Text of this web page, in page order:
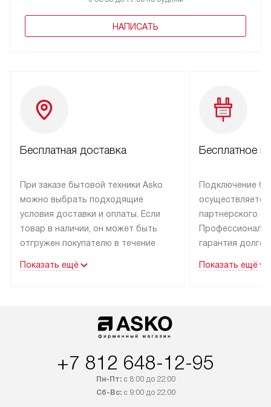
НАПИСАТЬ
Бесплатная доставка
При заказе бытовой техники Asko
можно выбрать подходящие
условия доставки и оплаты. Если
товар в наличии, он может быть
отгружен покупателю в течение
оплачивается дополнительно.
Возможна доставка товаров
Показать ещё
Бесплатное
Подключение
партнерского
гарантия
Показать ещё
+7 812 648-12-95
Пн-Пт:с 8:00 до 22:00
Сб-Вс:с 9:00 до 22:00